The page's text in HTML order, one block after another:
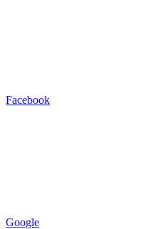
Facebook
Google